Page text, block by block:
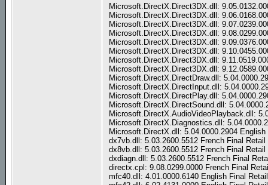
Microsoft.DirectX.Direct3DX.dll:
Microsoft.DirectX.Direct3DX.dll:
Microsoft.DirectX.Direct3DX.dll:
Microsoft.DirectX.Direct3DX.dll:
Microsoft.DirectX.Direct3DX.dll:
Microsoft.DirectX.Direct3DX.dll:
Microsoft.DirectX.Direct3DX.dll:
Microsoft.DirectX.Direct3DX.dll:
Microsoft.DirectX.DirectDraw.dll:
Microsoft.DirectX.DirectInput.dll:
Microsoft.DirectX.DirectPlay.dll:
Microsoft.DirectX.DirectSound.dll:
Microsoft.DirectX.AudioVideoPlayback.dll:
Microsoft.DirectX.Diagnostics.dll:
Microsoft.DirectX.dll: 5.04.0000.2904
dx7vb.dll: 5.03.2600.5512 French Final
dx8vb.dll: 5.03.2600.5512 French Final
dxdiagn.dll: 5.03.2600.5512 French Final
directx.cpl: 9.08.0299.0000 French Final
mfc40.dll: 4.01.0000.6140 English Final